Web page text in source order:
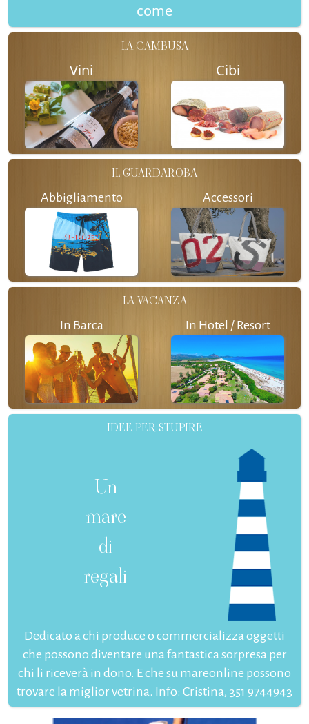
come
LA CAMBUSA
Vini Cibi
IL GUARDAROBA
Abbigliamento Accessori
LA VACANZA
In Barca In Hotel / Resort
IDEE PER STUPIRE
Un
mare
di
regali
Dedicato a chi produce o commercializza oggetti
che possono diventare una fantastica sorpresa per
chi li riceverà in dono. E che su mareonline possono
trovare la miglior vetrina. Info: Cristina, 351 9744943